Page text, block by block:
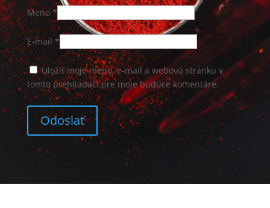
Meno*
E-mail*
Uložiť moje meno, e-mail a webovú stránku v
tomto prehliadači pre moje budúce komentáre.